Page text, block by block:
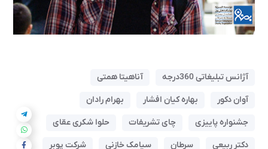
آژانس تبلیغاتی 360درجه
آناهیتا همتی
آوان دکور
بهاره کیان افشار
بهرام رادان
جشنواره پاییزی
چای تشریفات
حلوا شکری عقای
دکتر ربیعی
سرطان سیامک خازنی
شرکت پوبر